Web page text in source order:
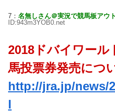
7： 名無しさん＠実況で競馬板アウト
ID:943m3YOB0.net
2018ドバイワール
馬投票券発売につ
http://jra.jp/news/
l